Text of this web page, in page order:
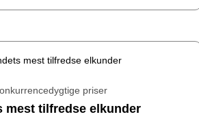
priser
mest tilfredse elkunder